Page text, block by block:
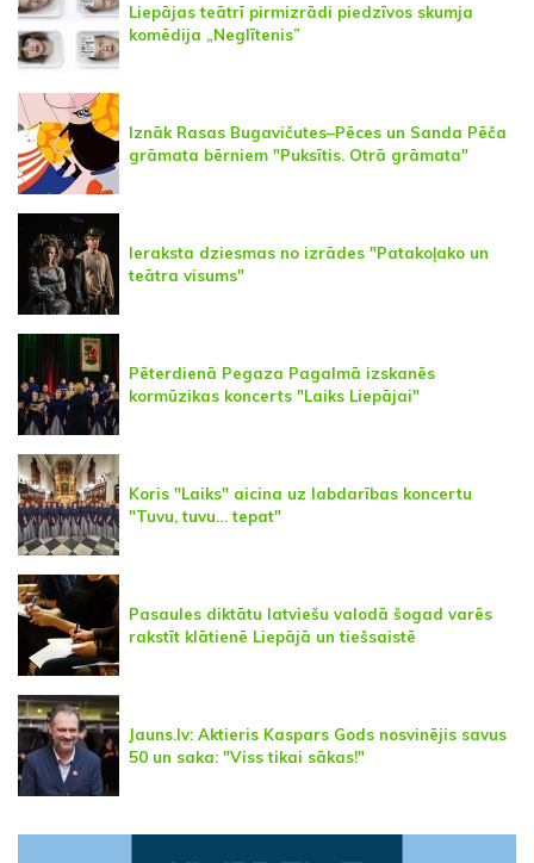
Liepājas teātrī pirmizrādi piedzīvos skumja
komēdija „Neglītenis”
Iznāk Rasas Bugavičutes–Pēces un Sanda Pēča
grāmata bērniem "Puksītis. Otrā grāmata"
Ieraksta dziesmas no izrādes "Patakoļako un
teātra visums"
Pēterdienā Pegaza Pagalmā izskanēs
kormūzikas koncerts "Laiks Liepājai"
Koris "Laiks" aicina uz labdarības koncertu
"Tuvu, tuvu… tepat"
Pasaules diktātu latviešu valodā šogad varēs
rakstīt klātienē Liepājā un tiešsaistē
Jauns.lv: Aktieris Kaspars Gods nosvinējis savus
50 un saka: "Viss tikai sākas!"